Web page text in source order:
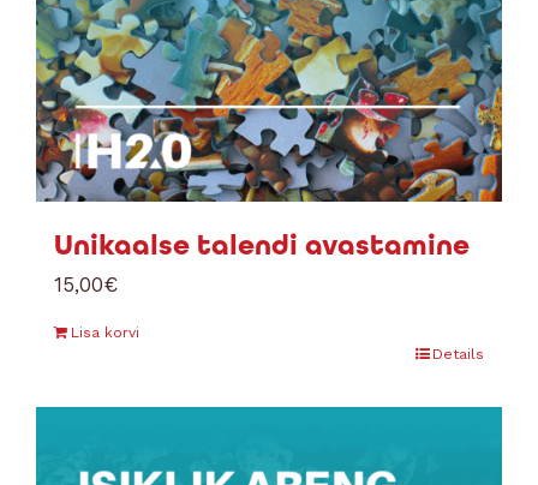
Unikaalse talendi avastamine
15,00€
Lisa korvi
Details